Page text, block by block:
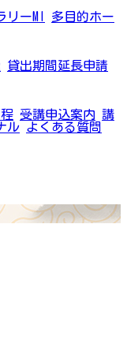
リーMI
多目的ホー
貸出期間延長申請
受講申込案内 講
ル よくある質問